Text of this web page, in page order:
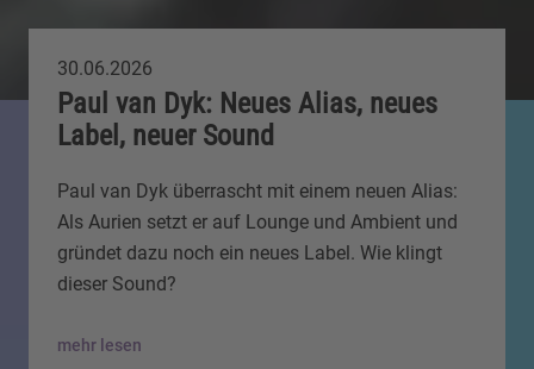
30.06.2026
Paul van Dyk: Neues Alias, neues
Label, neuer Sound
Paul van Dyk überrascht mit einem neuen Alias:
Als Aurien setzt er auf Lounge und Ambient und
gründet dazu noch ein neues Label. Wie klingt
dieser Sound?
mehr lesen